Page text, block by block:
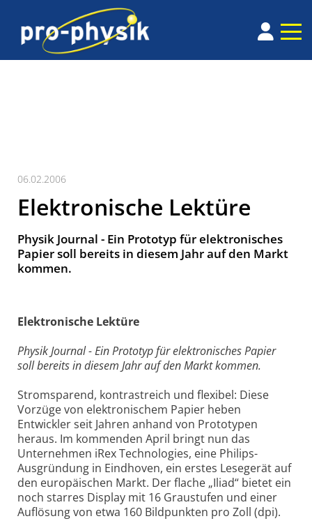
06.02.2006
Elektronische Lektüre
Physik Journal - Ein Prototyp für elektronisches
Papier soll bereits in diesem Jahr auf den Markt
kommen.
Elektronische Lektüre
Physik Journal - Ein Prototyp für elektronisches Papier
soll bereits in diesem Jahr auf den Markt kommen.
Stromsparend, kontrastreich und flexibel: Diese
Vorzüge von elektronischem Papier heben
Entwickler seit Jahren anhand von Prototypen
heraus. Im kommenden April bringt nun das
Unternehmen iRex Technologies, eine Philips-
Ausgründung in Eindhoven, ein erstes Lesegerät auf
den europäischen Markt. Der flache „Iliad“ bietet ein
noch starres Display mit 16 Graustufen und einer
Auflösung von etwa 160 Bildpunkten pro Zoll (dpi).